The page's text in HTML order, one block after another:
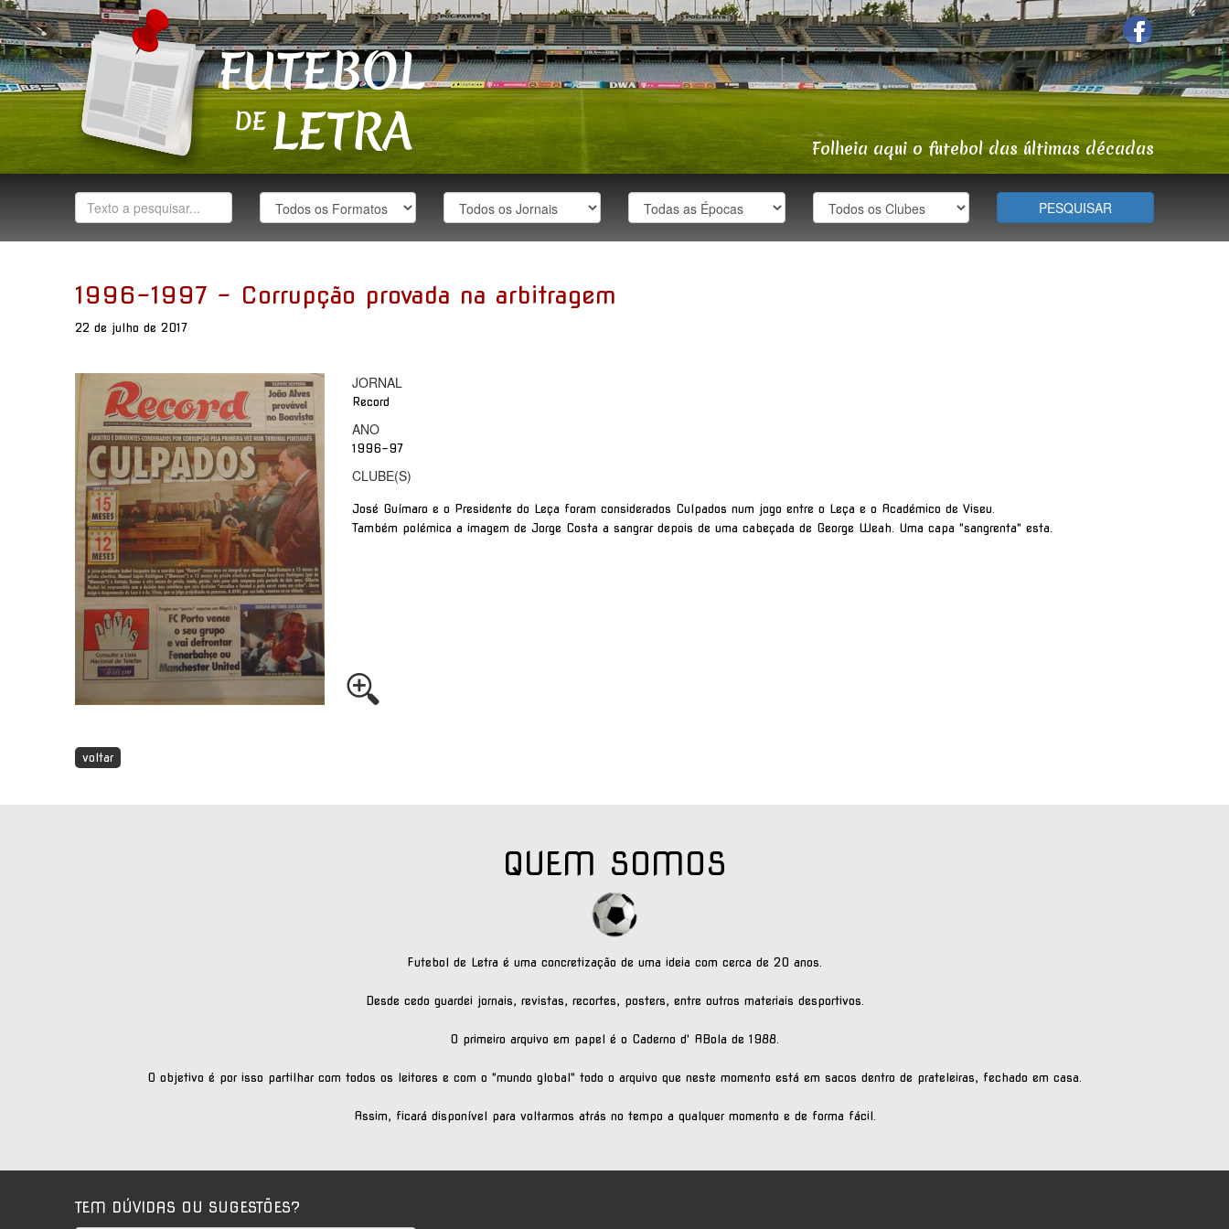
Folheia aqui o futebol das últimas décadas
PESQUISAR
1996-1997 - Corrupção provada na arbitragem
22 de julho de 2017
JORNAL
Record
ANO
1996-97
CLUBE(S)
José Guímaro e o Presidente do Leça foram considerados Culpados num jogo entre o Leça e o Académico de Viseu.
Também polémica a imagem de Jorge Costa a sangrar depois de uma cabeçada de George Weah. Uma capa "sangrenta" esta.
voltar
QUEM SOMOS
Futebol de Letra é uma concretização de uma ideia com cerca de 20 anos.
Desde cedo guardei jornais, revistas, recortes, posters, entre outros materiais desportivos.
O primeiro arquivo em papel é o Caderno d' ABola de 1988.
O objetivo é por isso partilhar com todos os leitores e com o "mundo global" todo o arquivo que neste momento está em sacos dentro de prateleiras, fechado em casa.
Assim, ficará disponível para voltarmos atrás no tempo a qualquer momento e de forma fácil.
TEM DÚVIDAS OU SUGESTÕES?